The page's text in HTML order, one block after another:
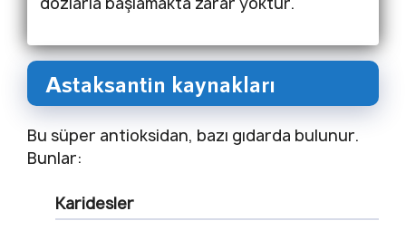
Astaksantin kaynakları
Bu süper antioksidan, bazı gıdarda bulunur.
Bunlar:
Karidesler